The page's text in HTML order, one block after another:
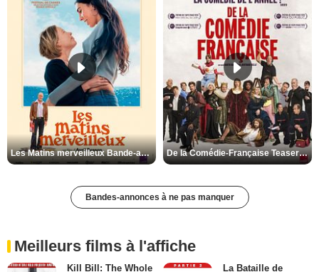
Les Matins merveilleux Bande-annonce VF De la Comédie-Française Teaser VF
Bandes-annonces à ne pas manquer
Meilleurs films à l'affiche
Kill Bill: The Whole La Bataille de